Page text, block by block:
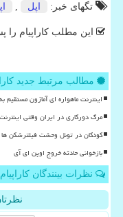
تگهای خبر:
اپل
این مطلب کاراپیام را
مطالب مرتبط جدید
اینترنت ماهواره ای آمازون مستقیم
مرگ دورکاری در ایران وقتی
کودکان در تونل وحشت فیلترشکن ها
بازخوانی حادثه خروج اوپن ای آی
نظرات بینندگان